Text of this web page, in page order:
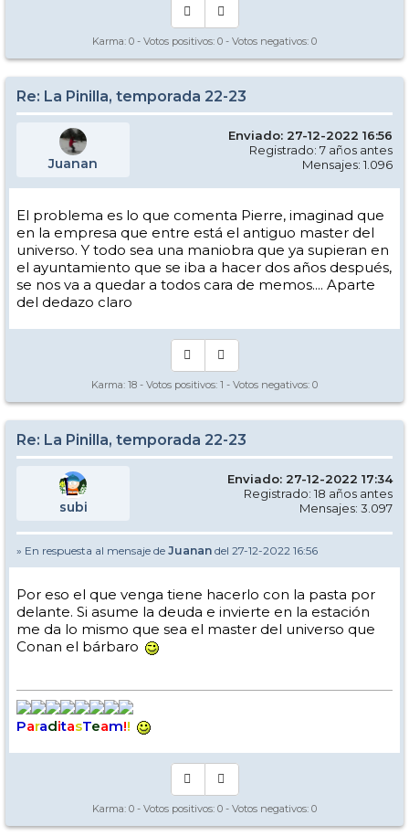
Karma: 0 - Votos positivos: 0 - Votos negativos: 0
Re: La Pinilla, temporada 22-23
Juanan
Enviado: 27-12-2022 16:56
Registrado: 7 años antes
Mensajes: 1.096
El problema es lo que comenta Pierre, imaginad que
en la empresa que entre está el antiguo master del
universo. Y todo sea una maniobra que ya supieran en
el ayuntamiento que se iba a hacer dos años después,
se nos va a quedar a todos cara de memos.... Aparte
del dedazo claro
Karma: 18 - Votos positivos: 1 - Votos negativos: 0
Re: La Pinilla, temporada 22-23
subi
Enviado: 27-12-2022 17:34
Registrado: 18 años antes
Mensajes: 3.097
» En respuesta al mensaje de Juanan del 27-12-2022 16:56
Por eso el que venga tiene hacerlo con la pasta por
delante. Si asume la deuda e invierte en la estación
me da lo mismo que sea el master del universo que
Conan el bárbaro
ParaditasTeam!!
Karma: 0 - Votos positivos: 0 - Votos negativos: 0